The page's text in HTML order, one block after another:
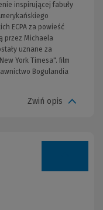
inspirującej fabuły
ECPA za powieść
przez Michaela
uznane za
York Timesa". film
Bogulandia
Zwiń opis